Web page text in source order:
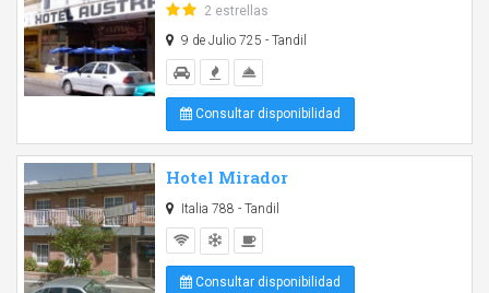
2 estrellas
9 de Julio 725 - Tandil
Consultar disponibilidad
Hotel Mirador
Italia 788 - Tandil
Consultar disponibilidad